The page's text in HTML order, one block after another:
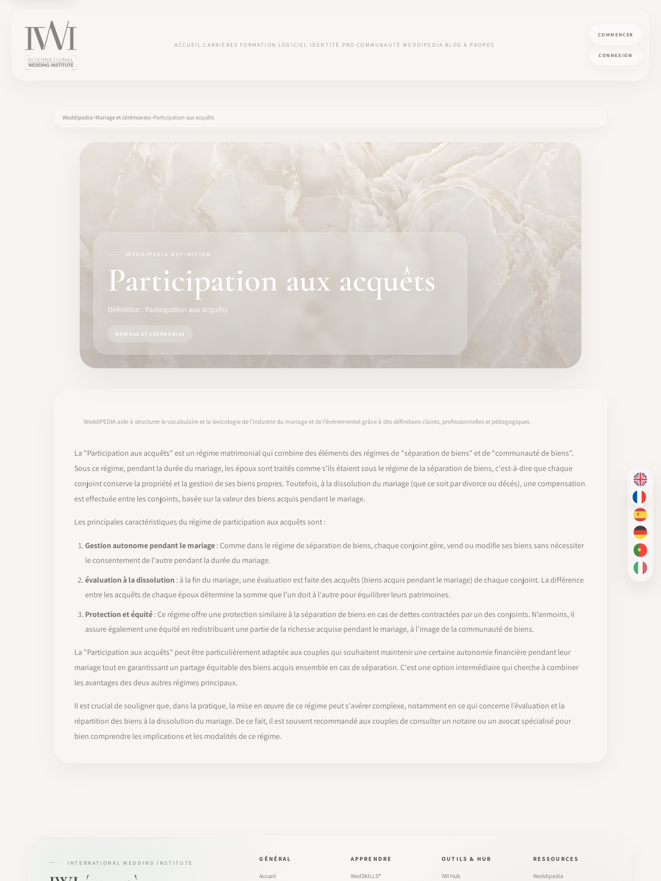
ACCUEIL CARRIÈRES FORMATION LOGICIEL IDENTITÉ PRO COMMUNAUTÉ WEDDIPEDIA BLOG À PROPOS
COMMENCER
CONNEXION
×
EN
FR
ES
DE
PT-BR
IT
Weddipedia Mariage et cérémonies Participation aux acquêts
WEDDIPEDIA DEFINITION
Participation aux acquêts
Définition : Participation aux acquêts
MARIAGE ET CÉRÉMONIES
WeddiPEDIA aide à structurer le vocabulaire et la lexicologie de l’industrie du mariage et de l’événementiel grâce à des définitions claires, professionnelles et pédagogiques.
La "Participation aux acquêts" est un régime matrimonial qui combine des éléments des régimes de "séparation de biens" et de "communauté de biens".
Sous ce régime, pendant la durée du mariage, les époux sont traités comme s'ils étaient sous le régime de la séparation de biens, c'est-à-dire que chaque
conjoint conserve la propriété et la gestion de ses biens propres. Toutefois, à la dissolution du mariage (que ce soit par divorce ou décés), une compensation
est effectuée entre les conjoints, basée sur la valeur des biens acquis pendant le mariage.
Les principales caractéristiques du régime de participation aux acquêts sont :
Gestion autonome pendant le mariage: Comme dans le régime de séparation de biens, chaque conjoint gère, vend ou modifie ses biens sans nécessiter
le consentement de l'autre pendant la durée du mariage.
évaluation à la dissolution : à la fin du mariage, une évaluation est faite des acquêts (biens acquis pendant le mariage) de chaque conjoint. La différence
entre les acquêts de chaque époux détermine la somme que l'un doit à l'autre pour équilibrer leurs patrimoines.
Protection et équité: Ce régime offre une protection similaire à la séparation de biens en cas de dettes contractées par un des conjoints. N’anmoins, il
assure également une équité en redistribuant une partie de la richesse acquise pendant le mariage, à l'image de la communauté de biens.
La "Participation aux acquêts" peut être particulièrement adaptée aux couples qui souhaitent maintenir une certaine autonomie financière pendant leur
mariage tout en garantissant un partage équitable des biens acquis ensemble en cas de séparation. C'est une option intermédiaire qui cherche à combiner
les avantages des deux autres régimes principaux.
Il est crucial de souligner que, dans la pratique, la mise en œuvre de ce régime peut s'avérer complexe, notamment en ce qui concerne l’évaluation et la
répartition des biens à la dissolution du mariage. De ce fait, il est souvent recommandé aux couples de consulter un notaire ou un avocat spécialisé pour
bien comprendre les implications et les modalités de ce régime.
INTERNATIONAL WEDDING INSTITUTE
GÉNÉRAL
Accueil
APPRENDRE
WedSKILLS®
OUTILS & HUB
IWI Hub
RESSOURCES
Weddipedia